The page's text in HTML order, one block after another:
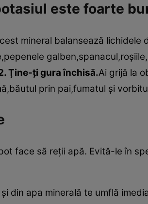
este foarte
mineral balansează lichidele
Ţine-ţi gura închisă.Ai grijă la
prin pai,fumatul şi
face să reţii apă. Evită-le în
din apa minerală te umflă